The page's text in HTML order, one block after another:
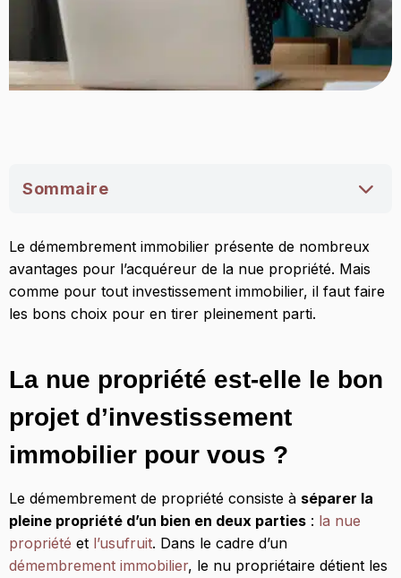
Sommaire
La nue propriété est-elle le bon projet
d’investissement immobilier pour vous ?
Choisir un programme de démembrement
immobilier optimal
Se faire accompagner par un spécialiste pour
réussir son investissement en démembrement
immobilier
Le démembrement immobilier présente de nombreux
avantages pour l’acquéreur de la nue propriété. Mais
comme pour tout investissement immobilier, il faut faire
les bons choix pour en tirer pleinement parti.
La nue propriété est-elle le bon
projet d’investissement
immobilier pour vous ?
Le démembrement de propriété consiste à séparer la
pleine propriété d’un bien en deux parties : la nue
propriété et l’usufruit. Dans le cadre d’un
démembrement immobilier, le nu propriétaire détient les